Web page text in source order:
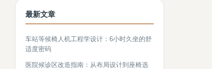
最新文章
车站等候椅人机工程学设计：6小时久坐的舒
适度密码
医院候诊区改造指南：从布局设计到座椅选